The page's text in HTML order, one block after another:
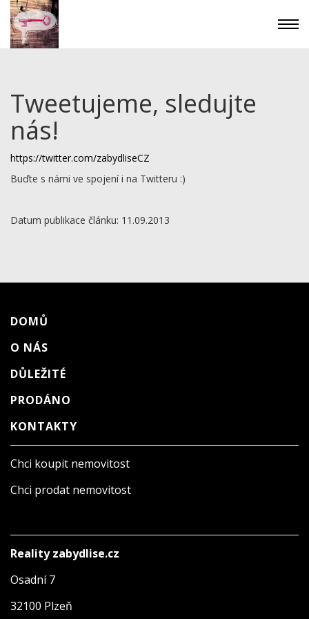
Tweetujeme, sledujte
nás!
https://twitter.com/zabydliseCZ
Buďte s námi ve spojení i na Twitteru :)
Datum publikace článku: 11.09.2013
DOMŮ
O NÁS
DŮLEŽITÉ
PRODÁNO
KONTAKTY
Chci koupit nemovitost
Chci prodat nemovitost
Reality zabydlise.cz
Osadní 7
32100 Plzeň